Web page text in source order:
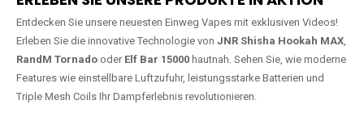
Entdecken Sie unsere neuesten Einweg Vapes mit exklusiven Videos!
Erleben Sie die innovative Technologie von JNR Shisha Hookah MAX,
RandM Tornado oder Elf Bar 15000 hautnah. Sehen Sie, wie moderne
Features wie einstellbare Luftzufuhr, leistungsstarke Batterien und
Triple Mesh Coils Ihr Dampferlebnis revolutionieren.